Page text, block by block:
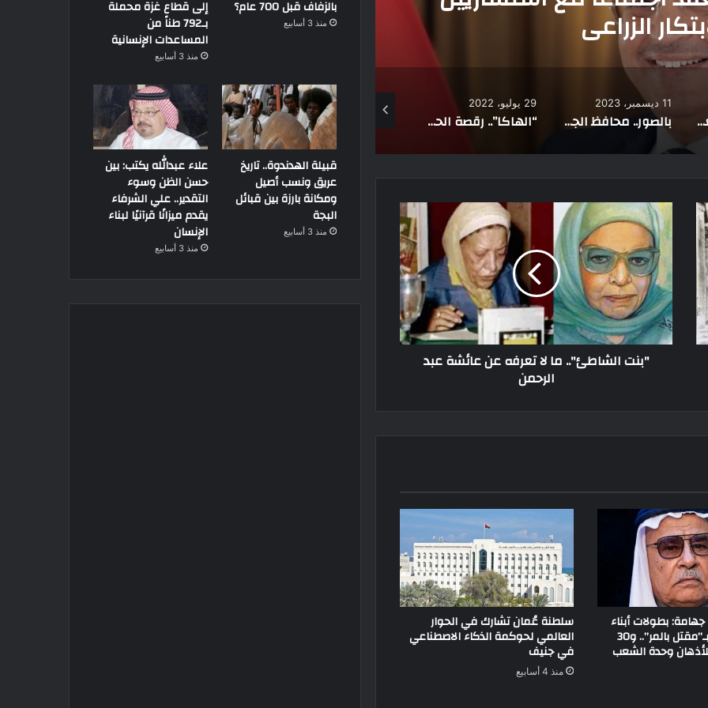
الزراعي
سيناريو مرعب بأفغانستان.. دولة وحيدة تدعمها
11 ديسمبر، 2023
بالصور.. محافظ الجيزة يتفقد مقار لجان الانتخابات الرئاسية
29 يوليو، 2022
“الهاكا”.. رقصة الحرب والقتال عند قبائل “الماوري” في نيوزيلندا «تاريخ الفوانيس في مصر» رحلة من النور إلى التراث
19 أكتوبر، 2024
محافظ جنوب سيناء يعقد اجتماعا مع استشاريين لتعزيز الابتكار الزراعي
20 سبتمبر، 2021
"بنت الشاطئ".. ما لا تعرفه عن عائشة عبد
الرحمن
جهامة: بطولات أبناء
سيناء لم تبدأ بـ”مقتل بالمر”.. و30
وحدة الشعب
سلطنة عُمان تشارك في الحوار
العالمي لحوكمة الذكاء الاصطناعي
في جنيف
منذ 4 أسابيع
بالزفاف قبل 700 عام؟
منذ 3 أسابيع
إلى قطاع غزة محملة
بـ792 طناً من
المساعدات الإنسانية
منذ 3 أسابيع
قبيلة الهدندوة.. تاريخ
عريق ونسب أصيل
ومكانة بارزة بين قبائل
البجة
منذ 3 أسابيع
علاء عبدالله يكتب: بين
حسن الظن وسوء
التقدير.. علي الشرفاء
يقدم ميزانًا قرآنيًا لبناء
الإنسان
منذ 3 أسابيع